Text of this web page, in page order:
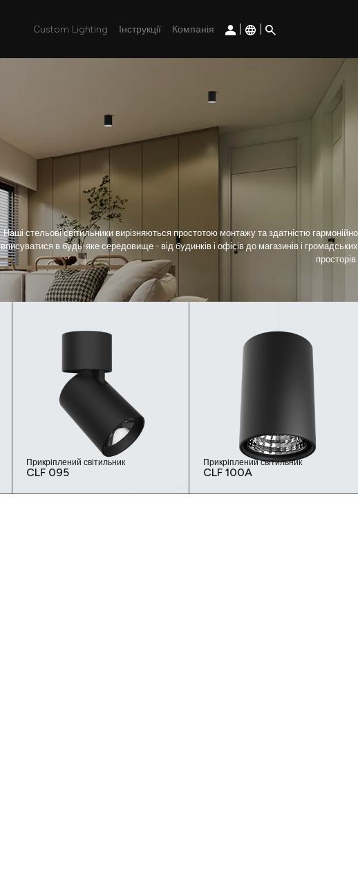
Custom Lighting Інструкції Компанія |
Наші стельові світильники вирізняються простотою монтажу та здатністю гармонійно
вписуватися в будь-яке середовище - від будинків і офісів до магазинів і громадських
просторів.
Прикріплений світильник
CLF 095
Прикріплений світильник
CLF 100A